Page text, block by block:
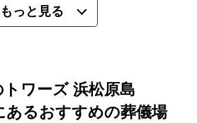
もっと見る
ワーズ 浜松原島
あるおすすめの葬儀場